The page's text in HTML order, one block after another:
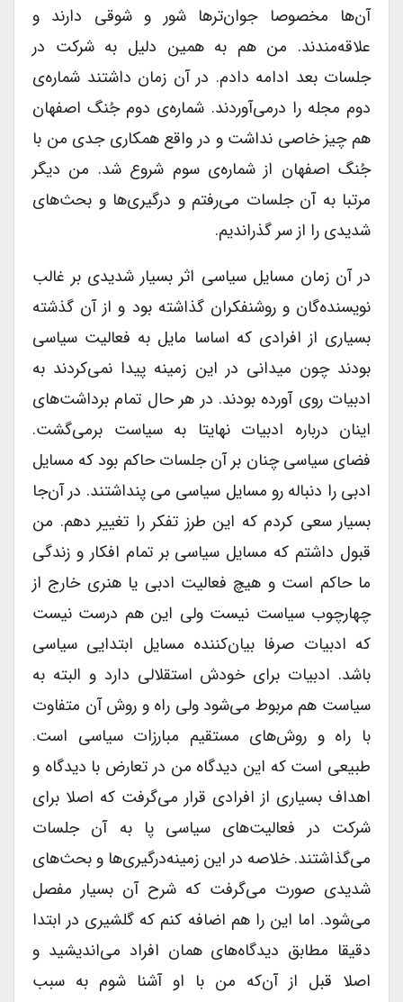
آن‌ها مخصوصا جوان‌تر‌ها شور و شوقی دارند و
علاقه‌مندند. من هم به همین دلیل به شرکت در
جلسات بعد ادامه دادم. در آن زمان داشتند شماره‌ی
دوم مجله را درمی‌آوردند. شماره‌ی دوم جُنگ اصفهان
هم چیز خاصی نداشت و در واقع همکاری جدی من با
جُنگ اصفهان از شماره‌ی سوم شروع شد. من دیگر
مرتبا به آن جلسات می‌رفتم و درگیری‌ها و بحث‌های
شدیدی را از سر گذراندیم.
در آن زمان مسایل سیاسی اثر بسیار شدیدی بر غالب
نویسنده‌گان و روشنفکران گذاشته بود و از آن گذشته
بسیاری از افرادی که اساسا مایل به فعالیت سیاسی
بودند چون میدانی در این زمینه پیدا نمی‌کردند به
ادبیات روی آورده بودند. در هر حال تمام برداشت‌های
اینان درباره ادبیات نهایتا به سیاست برمی‌گشت.
فضای سیاسی چنان بر آن جلسات حاکم بود که مسایل
ادبی را دنباله رو مسایل سیاسی می پنداشتند. در آن‌جا
بسیار سعی کردم که این طرز تفکر را تغییر دهم. من
قبول داشتم که مسایل سیاسی بر تمام افکار و زندگی
ما حاکم است و هیچ فعالیت ادبی یا هنری خارج از
چهارچوب سیاست نیست ولی این هم درست نیست
که ادبیات صرفا بیان‌کننده مسایل ابتدایی سیاسی
باشد. ادبیات برای خودش استقلالی دارد و البته به
سیاست هم مربوط می‌شود ولی راه و روش آن متفاوت
با راه و روش‌های مستقیم مبارزات سیاسی است.
طبیعی است که این دیدگاه من در تعارض با دیدگاه و
اهداف بسیاری از افرادی قرار می‌گرفت که اصلا برای
شرکت در فعالیت‌های سیاسی پا به آن جلسات
می‌گذاشتند. خلاصه در این زمینه‌درگیری‌ها و بحث‌های
شدیدی صورت می‌گرفت که شرح آن بسیار مفصل
می‌شود. اما این را هم اضافه کنم که گلشیری در ابتدا
دقیقا مطابق دیدگاه‌های همان افراد می‌اندیشید و
اصلا قبل از آن‌که من با او آشنا شوم به سبب